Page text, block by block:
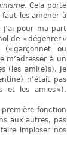
. Cela porte
faut les amener à
j’ai pour ma part
de « dégenrer »
garçonnet ou
m’adresser à un
(les ami(e)s). Je
n’était pas
et les amies »).
fonction
aux autres, pas
imploser nos